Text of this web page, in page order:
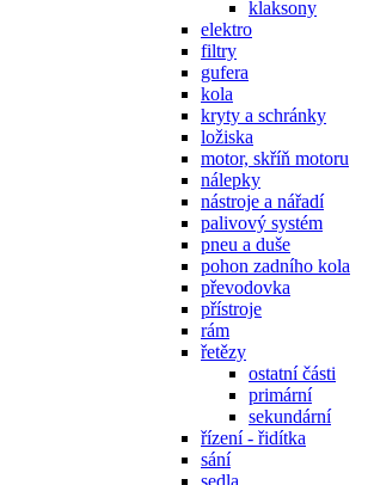
klaksony
elektro
filtry
gufera
kola
kryty a schránky
ložiska
motor, skříň motoru
nálepky
nástroje a nářadí
palivový systém
pneu a duše
pohon zadního kola
převodovka
přístroje
rám
řetězy
ostatní části
primární
sekundární
řízení - řidítka
sání
sedla